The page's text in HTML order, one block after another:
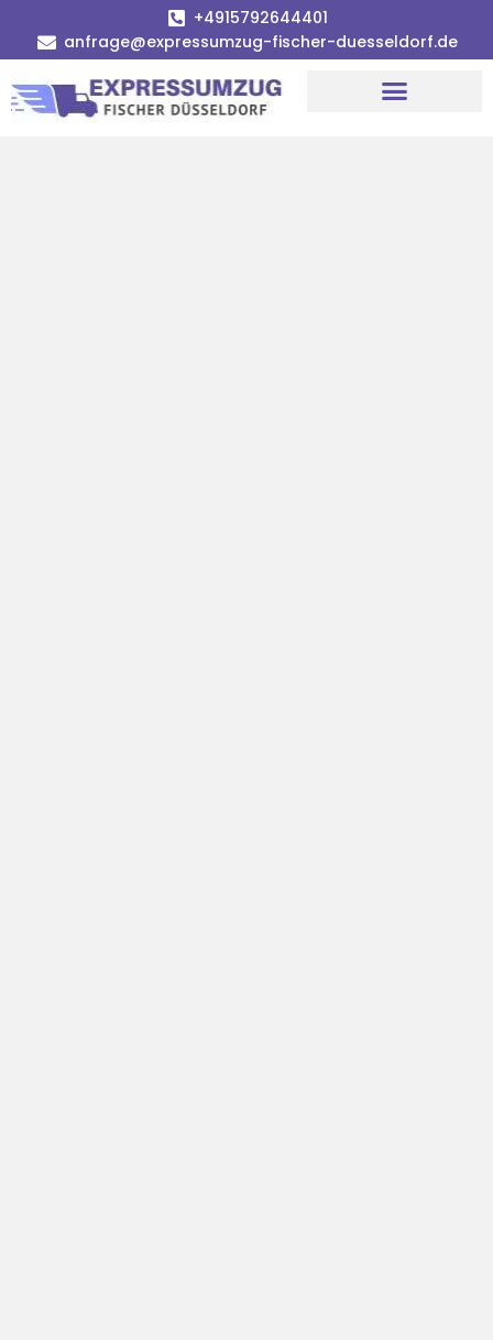
+4915792644401
anfrage@expressumzug-fischer-duesseldorf.de